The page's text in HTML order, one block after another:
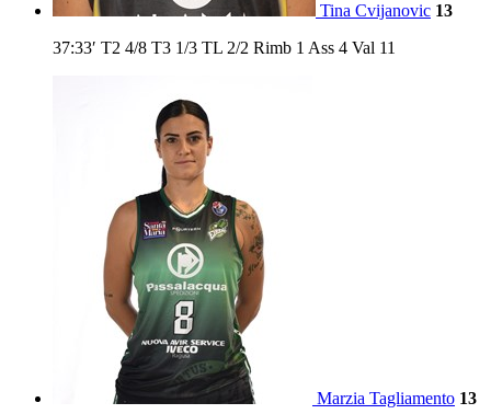
Tina Cvijanovic 13
37:33′ T2 4/8 T3 1/3 TL 2/2 Rimb 1 Ass 4 Val 11
Marzia Tagliamento 13